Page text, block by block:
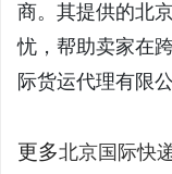
商。其提供的北
忧，帮助卖家在
际货运代理有限
更多北京国际快